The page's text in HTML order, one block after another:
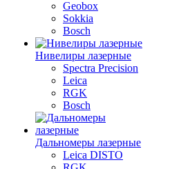
Geobox
Sokkia
Bosch
Нивелиры лазерные
Spectra Precision
Leica
RGK
Bosch
Дальномеры лазерные
Leica DISTO